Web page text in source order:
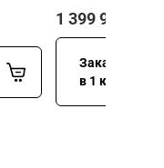
1 399 960
Заказать
в 1 клик